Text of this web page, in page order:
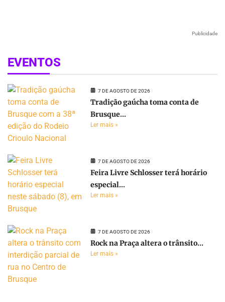
Publicidade
EVENTOS
7 DE AGOSTO DE 2026
Tradição gaúcha toma conta de
Brusque...
Ler mais »
7 DE AGOSTO DE 2026
Feira Livre Schlosser terá horário
especial...
Ler mais »
7 DE AGOSTO DE 2026
Rock na Praça altera o trânsito...
Ler mais »